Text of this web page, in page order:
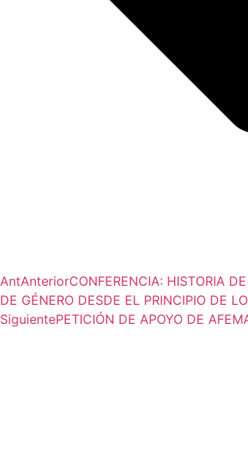
AntAnteriorCONFERENCIA: HISTORIA
DE GÉNERO DESDE EL PRINCIPIO DE
SiguientePETICIÓN DE APOYO DE